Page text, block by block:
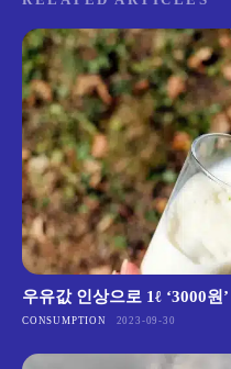
우유값 인상으로 1ℓ ‘3000원
CONSUMPTION 2023-09-30